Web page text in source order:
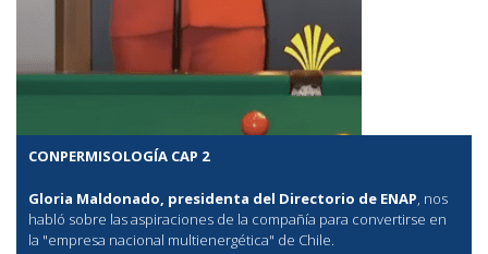
CONPERMISOLOGÍA CAP 2
Gloria Maldonado, presidenta del Directorio de ENAP, nos
habló sobre las aspiraciones de la compañía para convertirse en
la "empresa nacional multienergética" de Chile.